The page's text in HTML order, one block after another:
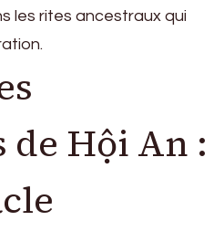
les rites ancestraux qui
de Hội An :